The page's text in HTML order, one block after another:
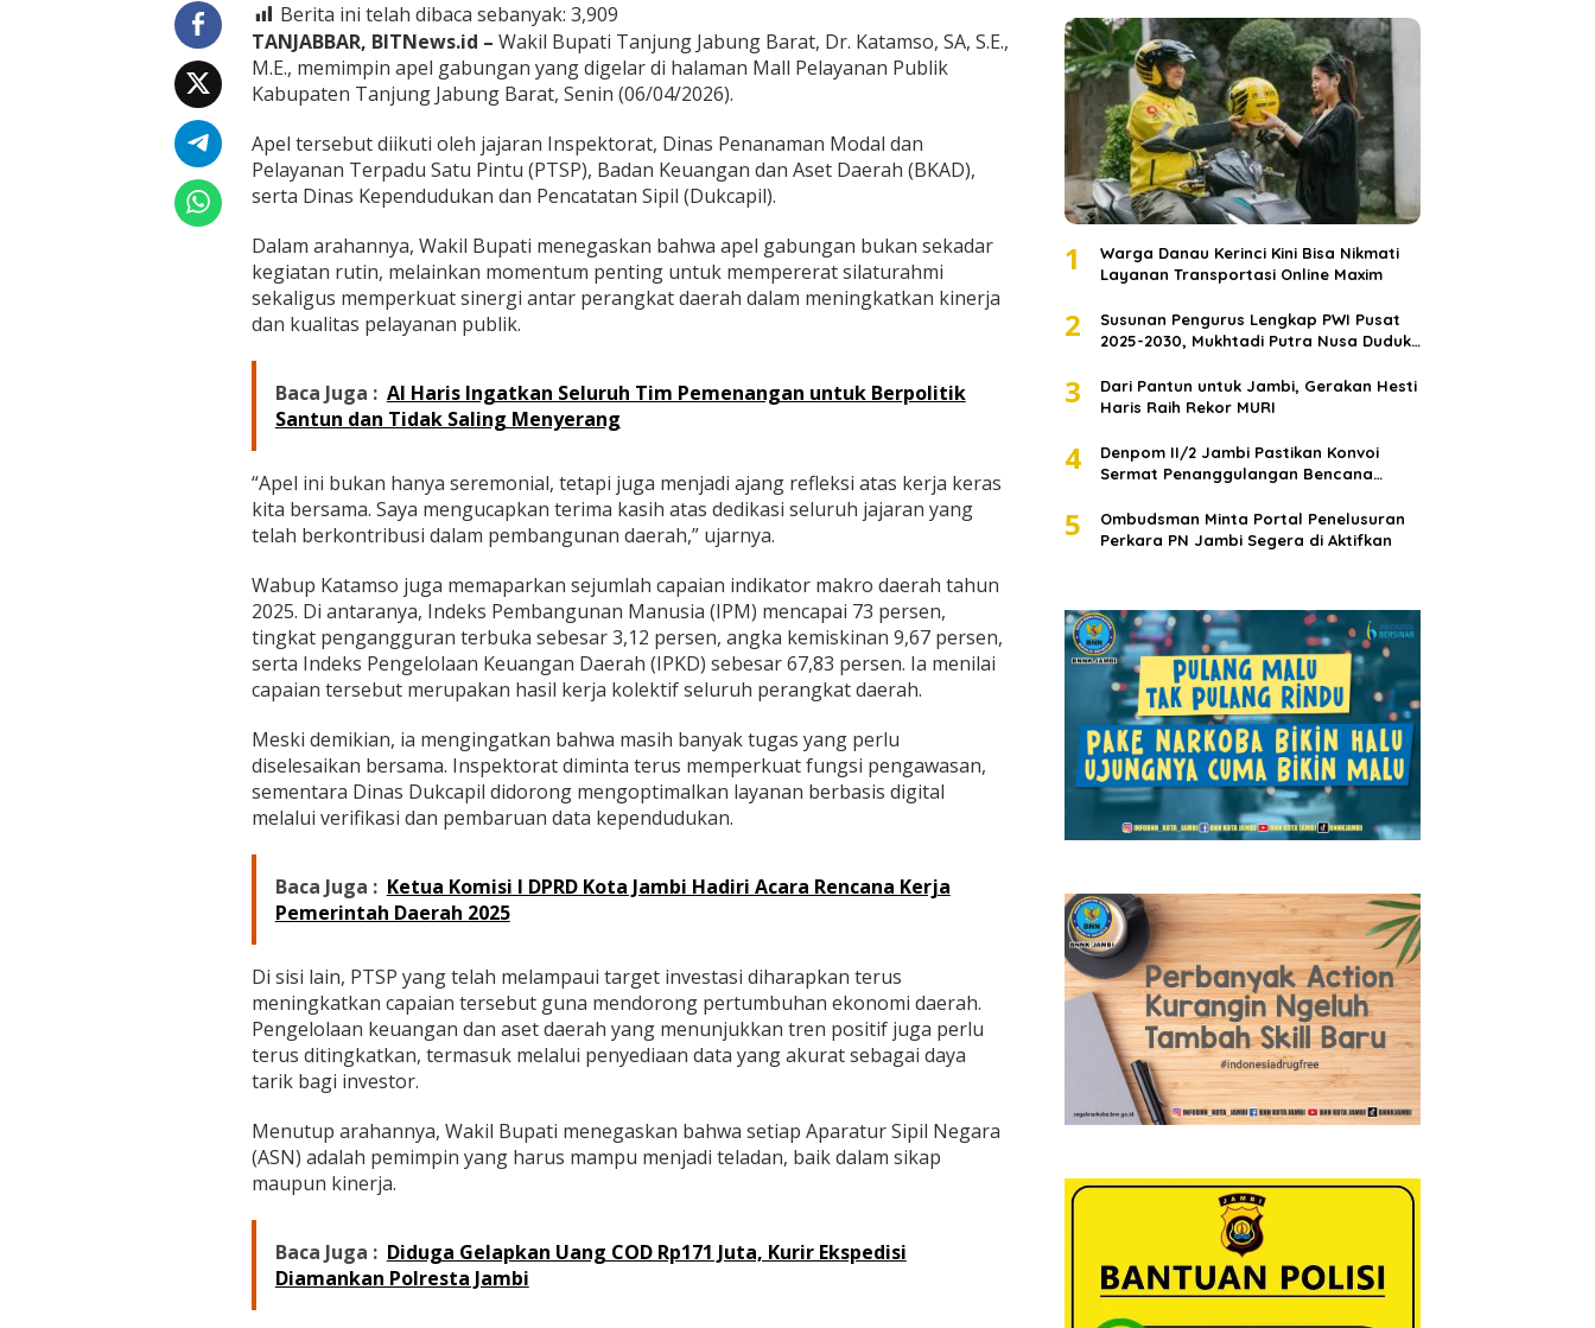
K
a
t
a
m
A
p
r
s
a
s
i
d
i
k
s
i
A
S
T
a
n
j
a
b
a
r
a
t
Berita ini telah dibaca sebanyak: 3,909
TANJABBAR, BITNews.id – Wakil Bupati Tanjung Jabung Barat, Dr. Katamso, SA, S.E.,
M.E., memimpin apel gabungan yang digelar di halaman Mall Pelayanan Publik
Kabupaten Tanjung Jabung Barat, Senin (06/04/2026).
Apel tersebut diikuti oleh jajaran Inspektorat, Dinas Penanaman Modal dan
Pelayanan Terpadu Satu Pintu (PTSP), Badan Keuangan dan Aset Daerah (BKAD),
serta Dinas Kependudukan dan Pencatatan Sipil (Dukcapil).
Dalam arahannya, Wakil Bupati menegaskan bahwa apel gabungan bukan sekadar
kegiatan rutin, melainkan momentum penting untuk mempererat silaturahmi
sekaligus memperkuat sinergi antar perangkat daerah dalam meningkatkan kinerja
dan kualitas pelayanan publik.
Baca Juga : Al Haris Ingatkan Seluruh Tim Pemenangan untuk Berpolitik
Santun dan Tidak Saling Menyerang
“Apel ini bukan hanya seremonial, tetapi juga menjadi ajang refleksi atas kerja keras
kita bersama. Saya mengucapkan terima kasih atas dedikasi seluruh jajaran yang
telah berkontribusi dalam pembangunan daerah,” ujarnya.
Wabup Katamso juga memaparkan sejumlah capaian indikator makro daerah tahun
2025. Di antaranya, Indeks Pembangunan Manusia (IPM) mencapai 73 persen,
tingkat pengangguran terbuka sebesar 3,12 persen, angka kemiskinan 9,67 persen,
serta Indeks Pengelolaan Keuangan Daerah (IPKD) sebesar 67,83 persen. Ia menilai
capaian tersebut merupakan hasil kerja kolektif seluruh perangkat daerah.
Meski demikian, ia mengingatkan bahwa masih banyak tugas yang perlu
diselesaikan bersama. Inspektorat diminta terus memperkuat fungsi pengawasan,
sementara Dinas Dukcapil didorong mengoptimalkan layanan berbasis digital
melalui verifikasi dan pembaruan data kependudukan.
Baca Juga : Ketua Komisi I DPRD Kota Jambi Hadiri Acara Rencana Kerja
Pemerintah Daerah 2025
Di sisi lain, PTSP yang telah melampaui target investasi diharapkan terus
meningkatkan capaian tersebut guna mendorong pertumbuhan ekonomi daerah.
Pengelolaan keuangan dan aset daerah yang menunjukkan tren positif juga perlu
terus ditingkatkan, termasuk melalui penyediaan data yang akurat sebagai daya
tarik bagi investor.
Menutup arahannya, Wakil Bupati menegaskan bahwa setiap Aparatur Sipil Negara
(ASN) adalah pemimpin yang harus mampu menjadi teladan, baik dalam sikap
maupun kinerja.
Baca Juga : Diduga Gelapkan Uang COD Rp171 Juta, Kurir Ekspedisi
Diamankan Polresta Jambi
1
Warga Danau Kerinci Kini Bisa Nikmati
Layanan Transportasi Online Maxim
2
Susunan Pengurus Lengkap PWI Pusat
2025-2030, Mukhtadi Putra Nusa Duduki
3
Dari Pantun untuk Jambi, Gerakan Hesti
Haris Raih Rekor MURI
4
Denpom II/2 Jambi Pastikan Konvoi
Sermat Penanggulangan Bencana
5
Ombudsman Minta Portal Penelusuran
Perkara PN Jambi Segera di Aktifkan